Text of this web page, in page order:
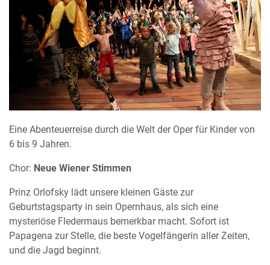
Eine Abenteuerreise durch die Welt der Oper für Kinder von
6 bis 9 Jahren.
Chor: Neue Wiener Stimmen
Prinz Orlofsky lädt unsere kleinen Gäste zur
Geburtstagsparty in sein Opernhaus, als sich eine
mysteriöse Fledermaus bemerkbar macht. Sofort ist
Papagena zur Stelle, die beste Vogelfängerin aller Zeiten,
und die Jagd beginnt.